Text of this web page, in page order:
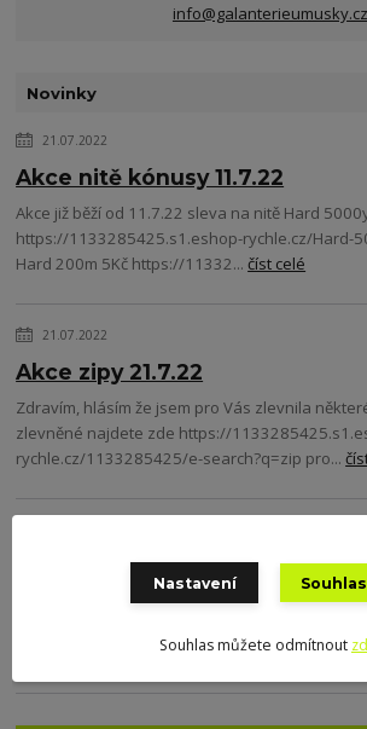
info@galanterieumusky.cz
Novinky
21.07.2022
Akce nitě kónusy 11.7.22
Akce již běží od 11.7.22 sleva na nitě Hard
https://1133285425.s1.eshop-rychle.cz/Hard-
Hard 200m 5Kč https://11332...číst celé
21.07.2022
Akce zipy 21.7.22
Zdravím, hlásím že jsem pro Vás zlevnila
zlevněné najdete zde https://
rychle.cz/1133285425/e-search?q=zip pro...
Předobjednávka Mušelín
Mušelín který je v předobjednávce a je již
https://www.galan...číst celé
Nastavení
Souhlas můžete odmítnout